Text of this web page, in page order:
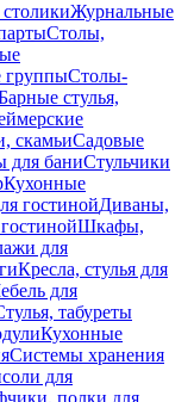
Журнальные
Столы,
группыСтолы-
стулья,
скамьиСадовые
для баниСтульчики
Кухонные
гостинойДиваны,
Шкафы,
для
Кресла, стулья для
для
табуреты
Кухонные
Системы хранения
для
полки для